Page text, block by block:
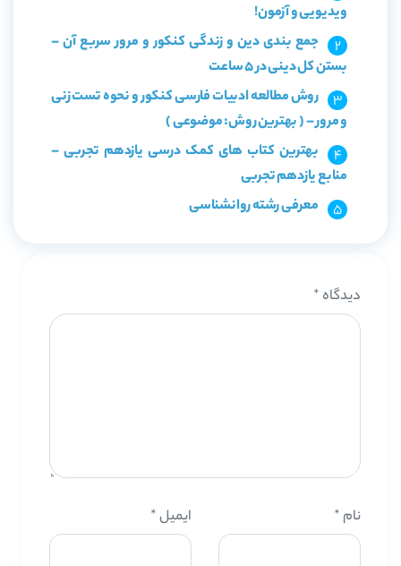
ویدیویی و آزمون!
جمع بندی دین و زندگی کنکور و مرور سربع آن –
بستن کل دینی در ۵ ساعت
روش مطالعه ادبیات فارسی کنکور و نحوه تست زنی
و مرور – ( بهترین روش: موضوعی )
بهترین کتاب های کمک درسی یازدهم تجربی –
منابع یازدهم تجربی
معرفی رشته روانشناسی
دیدگاه *
نام * ایمیل*